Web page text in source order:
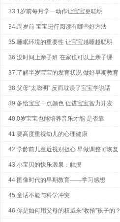
33.1岁前每月学一动作让宝宝更聪明
34.周岁前 宝宝进行阅读有哪些好方法
35.睡眠环境的重要性 让宝宝越睡越聪明
36.没时间上亲子班 在家也可以上亲子课
37.了解半岁宝宝的发育状况 做好早期教育
38.父母“太聪明” 反而耽误了宝宝学说话
39.多给宝宝一点颜色 促进宝宝智力开发
40.0岁宝宝也能培养音乐才能 是否靠
41.要高度重视幼儿的心理健康
42.学龄前儿童近视别担心 早做调整可恢复
43.小宝贝的快乐源泉：触摸
44.图像时代的早期教育——学习感想
45.童话不能与科学冲突
46.你是如何用父母的权威来“收拾”孩子的？